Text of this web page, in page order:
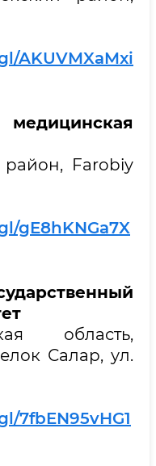
AKUVMXaMxi
Farobiy
gE8hKNGa7X
область,
Салар, ул.
7fbEN95vHG1